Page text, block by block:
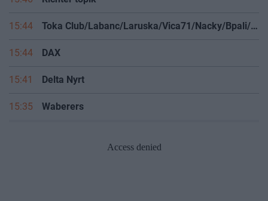
15:44 Toka Club/Labanc/Laruska/Vica71/Nacky/Bpali/Oldrider/Josefernando/Mcbull/Kawaszabi
15:44 DAX
15:41 Delta Nyrt
15:35 Waberers